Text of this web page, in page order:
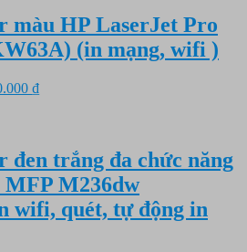
5.350.000 ₫.
màu HP LaserJet Pro
(in mạng, wifi )
₫Giá
10.550.000 ₫.
đen trắng đa chức năng
M236dw
wifi, quét, tự động in